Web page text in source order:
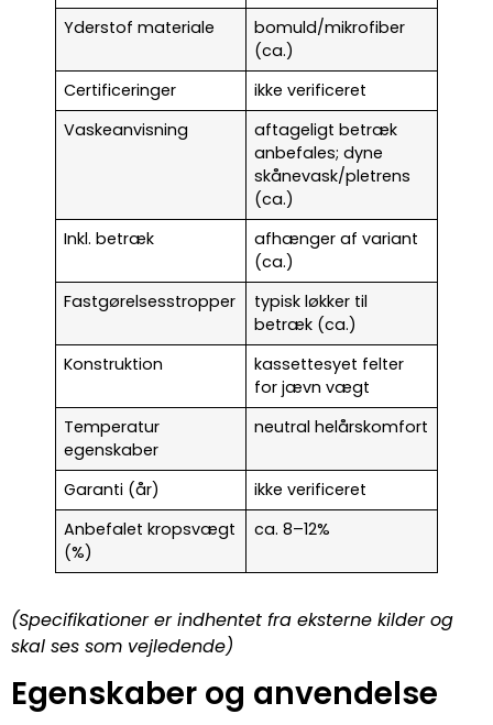
Yderstof materiale
bomuld/mikrofiber
(ca.)
Certificeringer
ikke verificeret
Vaskeanvisning
aftageligt betræk
anbefales; dyne
skånevask/pletrens
(ca.)
Inkl. betræk
afhænger af variant
(ca.)
Fastgørelsesstropper
typisk løkker til
betræk (ca.)
Konstruktion
kassettesyet felter
for jævn vægt
Temperatur
egenskaber
neutral helårskomfort
Garanti (år)
ikke verificeret
Anbefalet kropsvægt
(%)
ca. 8–12%
(Specifikationer er indhentet fra eksterne kilder og
skal ses som vejledende)
Egenskaber og anvendelse